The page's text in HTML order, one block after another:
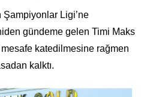
Şampiyonlar Ligi’ne
gündeme gelen Timi Maks
katedilmesine rağmen
kalktı.